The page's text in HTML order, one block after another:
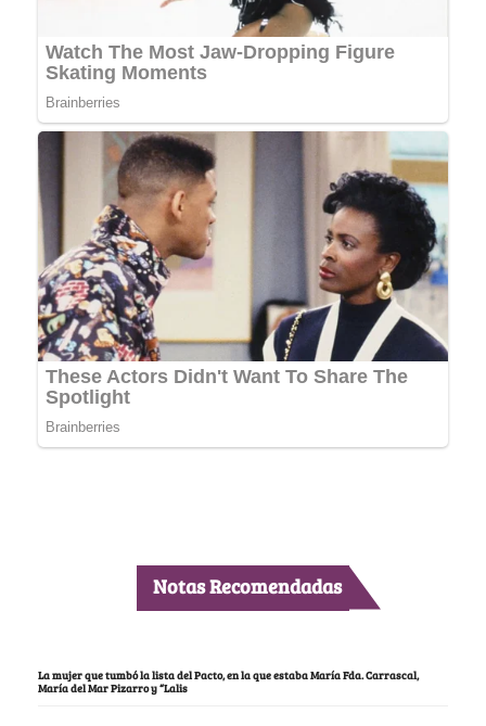
Notas Recomendadas
La mujer que tumbó la lista del Pacto, en la que estaba María Fda. Carrascal,
María del Mar Pizarro y “Lalis